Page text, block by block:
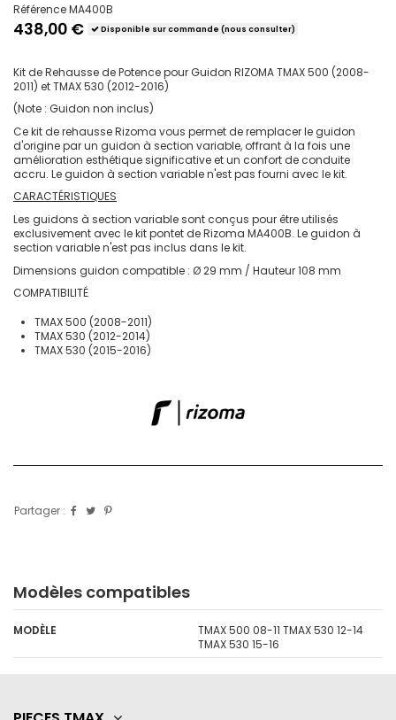
RéférenceMA400B
438,00 € Disponible sur commande (nous consulter)
Kit de Rehausse de Potence pour Guidon RIZOMA TMAX 500 (2008-
2011) et TMAX 530 (2012-2016)
(Note : Guidon non inclus)
Ce kit de rehausse Rizoma vous permet de remplacer le guidon
d'origine par un guidon à section variable, offrant à la fois une
amélioration esthétique significative et un confort de conduite
accru. Le guidon à section variable n'est pas fourni avec le kit.
CARACTÉRISTIQUES
Les guidons à section variable sont conçus pour être utilisés
exclusivement avec le kit pontet de Rizoma MA400B. Le guidon à
section variable n'est pas inclus dans le kit.
Dimensions guidon compatible : Ø 29 mm / Hauteur 108 mm
COMPATIBILITÉ
TMAX 500 (2008-2011)
TMAX 530 (2012-2014)
TMAX 530 (2015-2016)
Partager :
Modèles compatibles
MODÈLE
TMAX 500 08-11 TMAX 530 12-14
TMAX 530 15-16